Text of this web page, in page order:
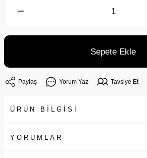
Sepete Ekle
Paylaş Yorum Yaz Tavsiye Et
ÜRÜN BİLGİSİ
YORUMLAR